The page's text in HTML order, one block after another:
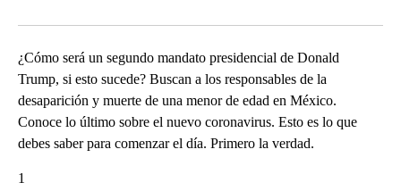
¿Cómo será un segundo mandato presidencial de Donald
Trump, si esto sucede? Buscan a los responsables de la
desaparición y muerte de una menor de edad en México.
Conoce lo último sobre el nuevo coronavirus. Esto es lo que
debes saber para comenzar el día. Primero la verdad.
1